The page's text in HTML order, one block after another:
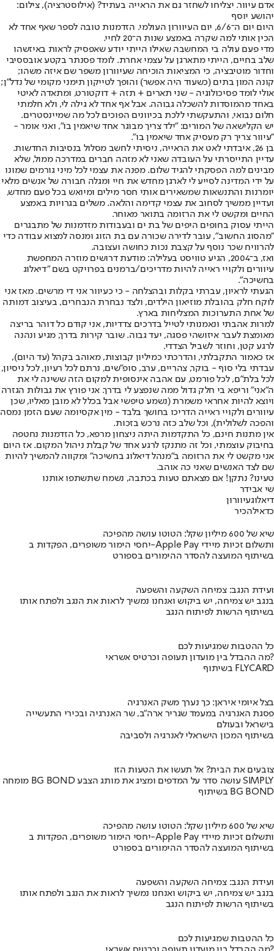
אדם עיוור. יצליחו לשחזר גם את הראייה בעתיד? (אילוסטרציה), צילום:
יהושע יוסף
היום יום ה־6/6, יום העיוורון העולמי. הזדמנות טובה לספר שאף אחד לא
הכין אותי למה שקרה באמצע שנות ה־20 לחיי.
מדי פעם עולה בי המחשבה שאילו הייתי יודע שאפסיק לראות באיזשהו
שלב בחיים, הייתי מתארגן על עצמי אחרת. לומד פסנתר בקטע אובססיבי
וחדור מוטיבציה, כי המציאות הוכיחה שעיוורון משפר שם איזה משהו;
קונה המון בתים (כשעוד היה אפשר) והופך לטייקון תימני מקומי של נדל"ן;
אולי לומד פסיכולוגיה - שני תארים + תזה + דוקטורט, ומתאדה לאיטי
באחד מהמוסדות להשכלה גבוהה. אבל אף אחד לא גילה לי, ולא חלמתי
חלום נבואי, והתעקשתי ללכת בכיוונים הפוכים לכל מה שמיינסטרים.
יש הקלישאה של המורים: "ילד צריך מבוגר אחד שיאמין בו", ואני אומר -
"עיוור צריך רק מעסיק אחד שיאמין בו".
בן 26, איבדתי לאט את הראייה, ניסיתי לחשב מסלול בנסיבות החדשות.
עדיין התייסרתי על העובדה שאני לא מזהה חברים במדרכה ממול, שלא
מבינים למה הפסקתי להגיד שלום. מפנה את עצמי לכל מיני גורמים שמונו
על ידי המדינה לסייע לי לארגן מחדש את חיי ומגלה חבורה של אנשים מלאי
יומרנות והתנשאות שמשאירים אותי חסר מילים ומיואש בכל פעם מחדש,
ועדיין ממשיך לסחוב את עצמי קדימה והלאה. משלים בגרויות באמצע
החיים ומקשט לי את הרזומה בתואר מאוחר.
הייתי עסוק בחופים היפים של בת ים ובעבודות מזדמנות של מתבגרים
"מהסוג החשוב", עובר לדירה שכורה עם בת הזוג ומנסה למצוא עבודה כדי
להרוויח שכר נוסף על קצבת נכות כחושה ועצובה.
ואז, ב־2004, הגיע טוויסט בעלילה: מודעת דרושים מוזרה המחפשת
עיוורים ולקויי ראייה להיות מדריכים/ברמנים בפרויקט בשם "דיאלוג
בחשיכה".
הגעתי לראיון, עברתי בקלות ובהצלחה - כי כעיוור אני די מרשים. מאז אני
לוקח חלק בהובלת מוזיאון הילדים, ולצד נבחרת הנבחרים, בעיצוב דמותה
של אחת התערוכות המצליחות בארץ.
למרות אהבתי ונאמנותי לטייל בדרכים צדדיות, אני קודם כל דוהר בריצה
מאומצת לעבר איזושהי פסגה, יעד גבוה. שובר קירות בדרך, מגיע ונהנה
לרגע קטן, וחוזר לשביל הצדדי.
אז כאמור התקבלתי, והדרכתי כמיליון קבוצות, מאוהב בקהל (עד היום),
עבדתי בלי סוף - בוקר, צהריים, ערב, סופ"שים, נרתם לכל רעיון, לכל ניסיון,
לכל בלת"ם, לכל פורמט, עם אהבה אינסופית למקום הזה ששינה לי את
ה"אני" וריפא בי חלק גדול ממה שנפצע לי בדרך. אני פורץ את גבולות הגזרה
ויוצא להיות אחראי משמרת (נשמע טיפשי אבל בכלל לא מובן מאליו, שכן
עיוורים ולקויי ראייה הדריכו בחושך בלבד - מין אקסיומה שעם הזמן נמסה
והפכה לשלולית), וכל שלב כזה נרכש בזכות.
אין מתנות חינם, כל התקדמות היתה ניצחון מרפא, כל הזדמנות נחטפה
בחיבוק עוצמתי, וכל זה מתנקז לרגע אחד של קבלת ניהול המקום. אז היום
אני מקשט לי את הרזומה ב"מנהל דיאלוג בחשיכה" ומקווה להמשיך להיות
שם לצד האנשים שאני כה אוהב.
טעינו? נתקן! אם מצאתם טעות בכתבה, נשמח שתשתפו אותנו
שי אבידר
דיאלוגעיוורון
כדאילהכיר
שיא של 600 מיליון שקל: הטוטו עושה מהפיכה
יחסי הימור משופרים, הפקדות ב-Apple Pay ותשלום זכיות מיידי
בשיתוף המועצה להסדר ההימורים בספורט
ועידת הנגב: צמיחה השקעה והשפעה
בנגב יש צמיחה, יש ביקוש ואנחנו נמשיך לראות את הנגב ולפתח אותו
בשיתוף הרשות לפיתוח הנגב
כל ההטבות שמגיעות לכם
מה ההבדל בין מועדון תעופה וכרטיס אשראי?
בשיתוף FLYCARD
בצל איומי איראן: כך נערך משק האנרגיה
פסגת האנרגיה במעמד שגריר ארה"ב, שר האנרגיה ובכירי התעשייה
בישראל ובעולם
בשיתוף המכון הישראלי לאנרגיה ולסביבה
צובעים את הבית? אל תעשו את הטעות הזו
מומחה BG BOND עושה סדר על המדפים ומציג את מותג הצבע SIMPLY
בשיתוף BG BOND
שיא של 600 מיליון שקל: הטוטו עושה מהפיכה
יחסי הימור משופרים, הפקדות ב-Apple Pay ותשלום זכיות מיידי
בשיתוף המועצה להסדר ההימורים בספורט
ועידת הנגב: צמיחה השקעה והשפעה
בנגב יש צמיחה, יש ביקוש ואנחנו נמשיך לראות את הנגב ולפתח אותו
בשיתוף הרשות לפיתוח הנגב
כל ההטבות שמגיעות לכם